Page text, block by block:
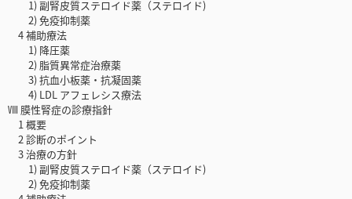
1) 副腎皮質ステロイド薬（ステロイド)
2) 免疫抑制薬
4 補助療法
1) 降圧薬
2) 脂質異常症治療薬
3) 抗血小板薬・抗凝固薬
4) LDL アフェレシス療法
Ⅷ 膜性腎症の診療指針
1 概要
2 診断のポイント
3 治療の方針
1) 副腎皮質ステロイド薬（ステロイド)
2) 免疫抑制薬